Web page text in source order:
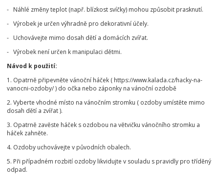
- Náhlé změny teplot (např. blízkost svíčky) mohou způsobit prasknutí.
- Výrobek je určen výhradně pro dekorativní účely.
- Uchovávejte mimo dosah dětí a domácích zvířat.
- Výrobek není určen k manipulaci dětmi.
Návod k použití:
1. Opatrně připevněte vánoční háček ( https://www.kalada.cz/hacky-na-
vanocni-ozdoby/ ) do očka nebo záponky na vánoční ozdobě
2. Vyberte vhodné místo na vánočním stromku ( ozdoby umístěte mimo
dosah dětí a zvířat ).
3. Opatrně zavěste háček s ozdobou na větvičku vánočního stromku a
háček zahněte.
4. Ozdoby uchovávejte v původních obalech.
5. Při případném rozbití ozdoby likvidujte v souladu s pravidly pro tříděný
odpad.